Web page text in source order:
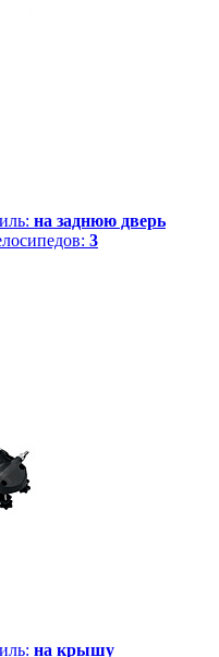
на заднюю дверь
3
на крышу